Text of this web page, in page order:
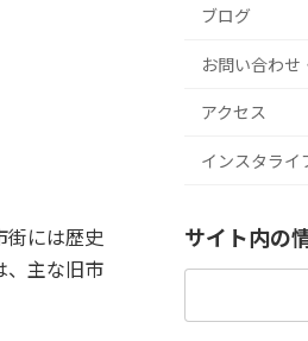
街には歴史
、主な旧市
ブログ
お問い合わせ
アクセス
インスタライ
サイト内の